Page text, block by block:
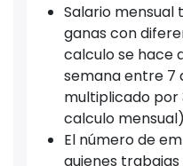
Salario mensual
ganas con
calculo se hace
semana entre 7
multiplicado por
calculo mensual)
El número de
quienes trabajas